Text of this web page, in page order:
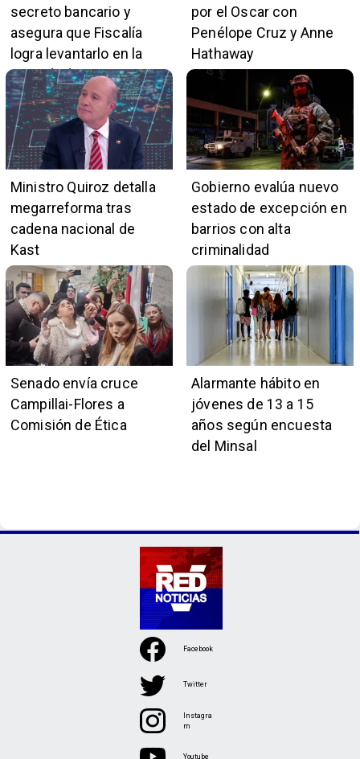
secreto bancario y
asegura que Fiscalía
logra levantarlo en la
mayoría de casos
por el Oscar con
Penélope Cruz y Anne
Hathaway
Ministro Quiroz detalla
megarreforma tras
cadena nacional de
Kast
Gobierno evalúa nuevo
estado de excepción en
barrios con alta
criminalidad
Senado envía cruce
Campillai-Flores a
Comisión de Ética
Alarmante hábito en
jóvenes de 13 a 15
años según encuesta
del Minsal
Facebook
Twitter
Instagra
m
Youtube